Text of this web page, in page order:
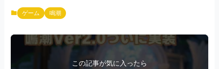
ゲーム 鳴潮
この記事が気に入ったら